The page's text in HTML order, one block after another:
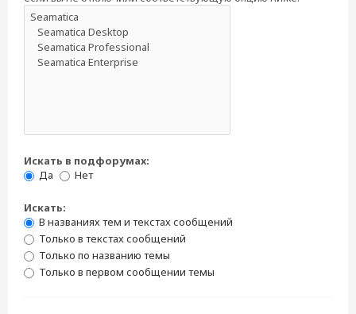
Искать в подфорумах:
Да
Нет
Искать:
В названиях тем и текстах сообщений
Только в текстах сообщений
Только по названию темы
Только в первом сообщении темы